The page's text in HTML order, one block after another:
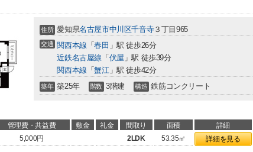
住所 愛知県名古屋市中川区千音寺３丁目965
交通 関西本線 「春田 」駅 徒歩26分
近鉄名古屋線 「 伏屋 」駅 徒歩39分
関西本線 「蟹江」駅 徒歩42分
築年 築25年 階数 3階建 構造 鉄筋コンクリート
管理費・共益費 敷金 礼金 間取り 面積 詳細
5,000円 2LDK 53.35㎡ 詳細を見る